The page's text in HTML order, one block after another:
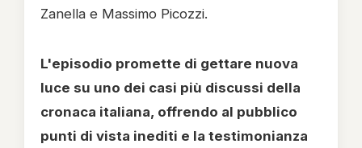
Zanella e Massimo Picozzi.
L'episodio promette di gettare nuova
luce su uno dei casi più discussi della
cronaca italiana, offrendo al pubblico
punti di vista inediti e la testimonianza